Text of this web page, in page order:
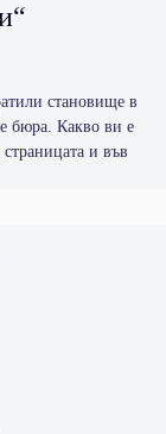
становище в
бюра. Какво ви е
и във